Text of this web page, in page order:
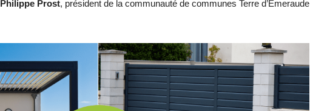
Philippe Prost, président de la communauté de communes Terre d’Emeraude